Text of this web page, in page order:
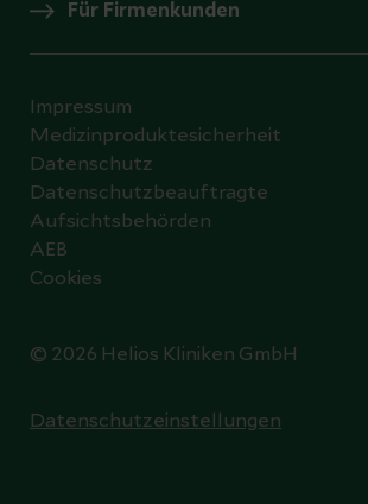
Für Firmenkunden
© 2026 Helios Kliniken GmbH
Impressum
Medizinproduktesicherheit
Datenschutz
Datenschutzbeauftragte
Aufsichtsbehörden
AEB
Cookies
Datenschutzeinstellungen